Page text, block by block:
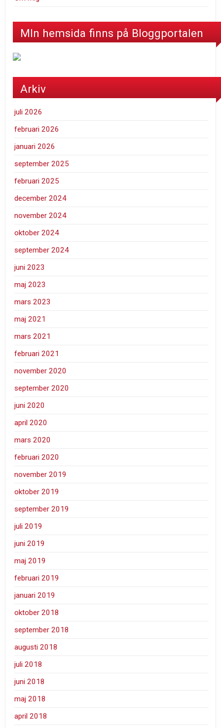
MIn hemsida finns på Bloggportalen
Arkiv
juli 2026
februari 2026
januari 2026
september 2025
februari 2025
december 2024
november 2024
oktober 2024
september 2024
juni 2023
maj 2023
mars 2023
maj 2021
mars 2021
februari 2021
november 2020
september 2020
juni 2020
april 2020
mars 2020
februari 2020
november 2019
oktober 2019
september 2019
juli 2019
juni 2019
maj 2019
februari 2019
januari 2019
oktober 2018
september 2018
augusti 2018
juli 2018
juni 2018
maj 2018
april 2018